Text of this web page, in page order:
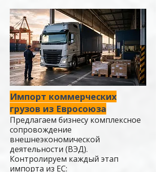
Импорт коммерческих
грузов из Евросоюза
Предлагаем бизнесу комплексное
сопровождение
внешнеэкономической
деятельности (ВЭД).
Контролируем каждый этап
импорта из ЕС: